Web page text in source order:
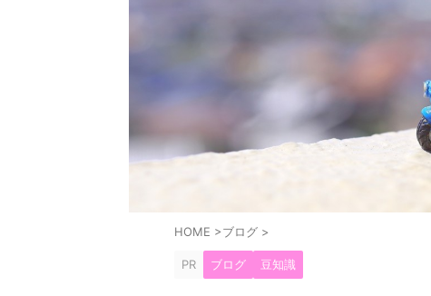
HOME >ブログ >
PR ブログ 豆知識